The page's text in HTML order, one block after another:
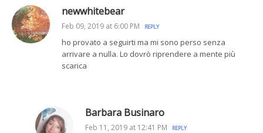
newwhitebear
Feb 09, 2019 at 6:00 PM REPLY
ho provato a seguirti ma mi sono perso senza
arrivare a nulla. Lo dovrò riprendere a mente più
scarica
Barbara Businaro
Feb 11, 2019 at 12:41 PM REPLY